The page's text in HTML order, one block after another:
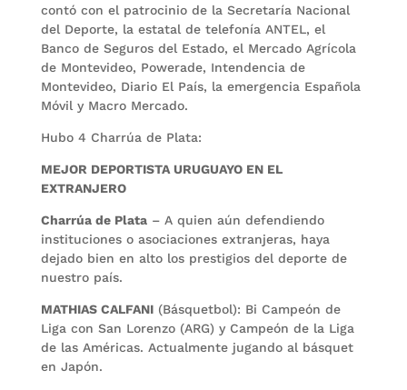
contó con el patrocinio de la Secretaría Nacional
del Deporte, la estatal de telefonía ANTEL, el
Banco de Seguros del Estado, el Mercado Agrícola
de Montevideo, Powerade, Intendencia de
Montevideo, Diario El País, la emergencia Española
Móvil y Macro Mercado.
Hubo 4 Charrúa de Plata:
MEJOR DEPORTISTA URUGUAYO EN EL
EXTRANJERO
Charrúa de Plata– A quien aún defendiendo
instituciones o asociaciones extranjeras, haya
dejado bien en alto los prestigios del deporte de
nuestro país.
MATHIAS CALFANI(Básquetbol): Bi Campeón de
Liga con San Lorenzo (ARG) y Campeón de la Liga
de las Américas. Actualmente jugando al básquet
en Japón.